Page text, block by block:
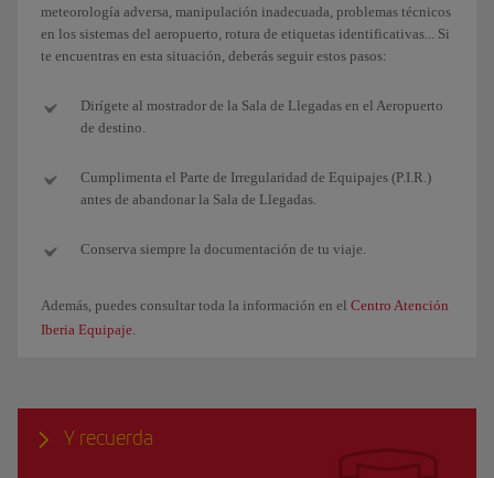
meteorología adversa, manipulación inadecuada, problemas técnicos
en los sistemas del aeropuerto, rotura de etiquetas identificativas... Si
te encuentras en esta situación, deberás seguir estos pasos:
Dirígete al mostrador de la Sala de Llegadas en el Aeropuerto
de destino.
Cumplimenta el Parte de Irregularidad de Equipajes (P.I.R.)
antes de abandonar la Sala de Llegadas.
Conserva siempre la documentación de tu viaje.
Además, puedes consultar toda la información en el Centro Atención
Iberia Equipaje.
Y recuerda